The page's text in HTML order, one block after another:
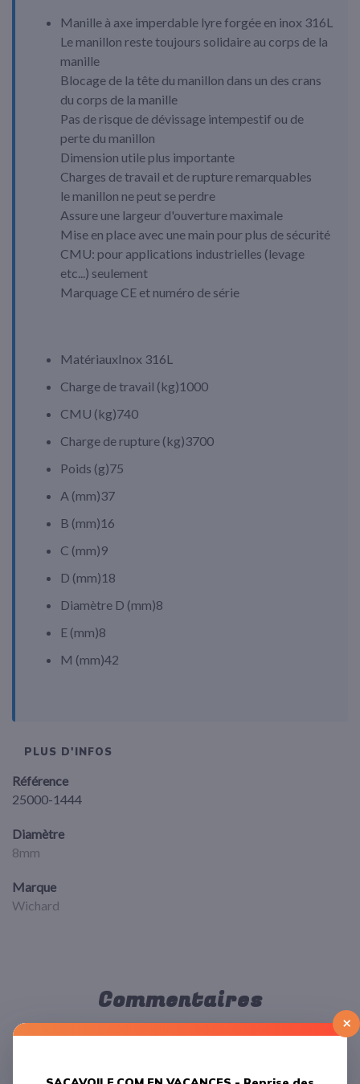
Manille à axe imperdable lyre forgée en inox 316L
Le manillon reste toujours solidaire au corps de la
manille
Blocage de la tête du manillon dans un des crans
du corps de la manille
Pas de risque de dévissage intempestif ou de
perte du manillon
Dimension utile plus importante
Charges de travail et de rupture remarquables
le manillon ne peut se perdre
Assure une largeur d'ouverture maximale
Mise en place avec une main pour plus de sécurité
CMU: pour applications industrielles (levage
etc...) seulement
Marquage CE et numéro de série
MatériauxInox 316L
Charge de travail (kg)1000
CMU (kg)740
Charge de rupture (kg)3700
Poids (g)75
A (mm)37
B (mm)16
C (mm)9
D (mm)18
Diamètre D (mm)8
E (mm)8
M (mm)42
PLUS D'INFOS
Référence
25000-1444
Diamètre
8mm
Marque
Wichard
Commentaires
×